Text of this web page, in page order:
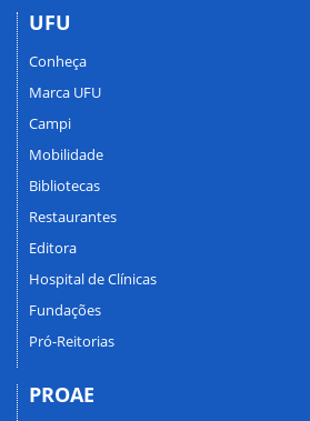
UFU
Conheça
Marca UFU
Campi
Mobilidade
Bibliotecas
Restaurantes
Editora
Hospital de Clínicas
Fundações
Pró-Reitorias
PROAE